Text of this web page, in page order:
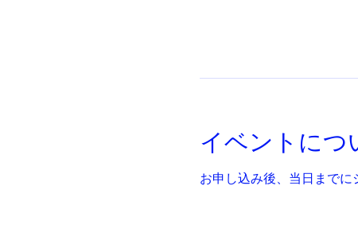
イベントにつ
お申し込み後、当日までに